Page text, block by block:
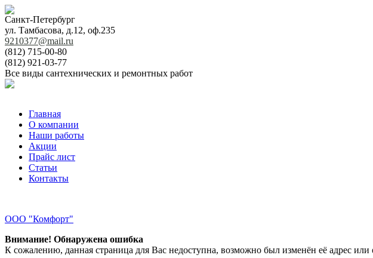
Санкт-Петербург
ул. Тамбасова, д.12, оф.235
9210377@mail.ru
(812) 715-00-80
(812) 921-03-77
Все виды сантехнических и ремонтных работ
Главная
О компании
Наши работы
Акции
Прайс лист
Статьи
Контакты
ООО "Комфорт"
Внимание! Обнаружена ошибка
К сожалению, данная страница для Вас недоступна, возможно был изменён её адрес